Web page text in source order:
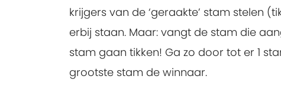
krijgers van de ‘geraakte’ stam stelen
erbij staan. Maar: vangt de stam die
stam gaan tikken! Ga zo door tot er 1
grootste stam de winnaar.